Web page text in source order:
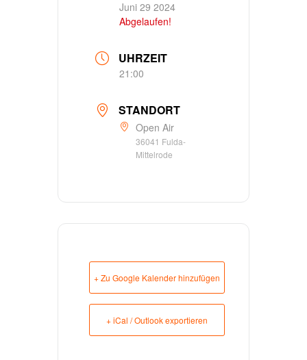
Juni 29 2024
Abgelaufen!
UHRZEIT
21:00
STANDORT
Open Air
36041 Fulda-
Mittelrode
+ Zu Google Kalender hinzufügen
+ iCal / Outlook exportieren